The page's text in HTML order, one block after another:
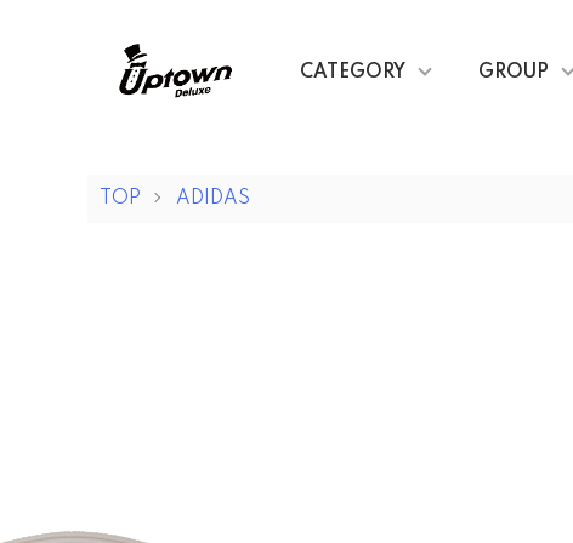
CATEGORY GROUP
TOP ADIDAS